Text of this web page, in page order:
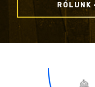
RÓLUNK